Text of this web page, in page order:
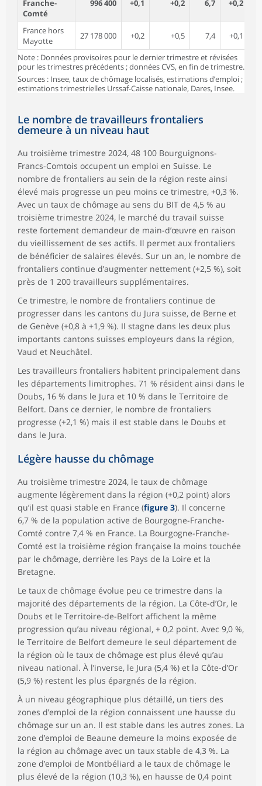
Franche-
Comté
996 400 +0,1 +0,2 6,7 +0,2
France hors
Mayotte
27 178 000 +0,2 +0,5 7,4 +0,1
Note : Données provisoires pour le dernier trimestre et révisées
pour les trimestres précédents ; données CVS, en fin de trimestre.
Sources : Insee, taux de chômage localisés, estimations d’emploi ;
estimations trimestrielles Urssaf-Caisse nationale, Dares, Insee.
Le nombre de travailleurs frontaliers
demeure à un niveau haut
Au troisième trimestre 2024, 48 100 Bourguignons-
Francs-Comtois occupent un emploi en Suisse. Le
nombre de frontaliers au sein de la région reste ainsi
élevé mais progresse un peu moins ce trimestre, +0,3 %.
Avec un taux de chômage au sens du BIT de 4,5 % au
troisième trimestre 2024, le marché du travail suisse
reste fortement demandeur de main-d’œuvre en raison
du vieillissement de ses actifs. Il permet aux frontaliers
de bénéficier de salaires élevés. Sur un an, le nombre de
frontaliers continue d’augmenter nettement (+2,5 %), soit
près de 1 200 travailleurs supplémentaires.
Ce trimestre, le nombre de frontaliers continue de
progresser dans les cantons du Jura suisse, de Berne et
de Genève (+0,8 à +1,9 %). Il stagne dans les deux plus
importants cantons suisses employeurs dans la région,
Vaud et Neuchâtel.
Les travailleurs frontaliers habitent principalement dans
les départements limitrophes. 71 % résident ainsi dans le
Doubs, 16 % dans le Jura et 10 % dans le Territoire de
Belfort. Dans ce dernier, le nombre de frontaliers
progresse (+2,1 %) mais il est stable dans le Doubs et
dans le Jura.
Légère hausse du chômage
Au troisième trimestre 2024, le taux de chômage
augmente légèrement dans la région (+0,2 point) alors
qu’il est quasi stable en France (figure 3). Il concerne
6,7 % de la population active de Bourgogne-Franche-
Comté contre 7,4 % en France. La Bourgogne-Franche-
Comté est la troisième région française la moins touchée
par le chômage, derrière les Pays de la Loire et la
Bretagne.
Le taux de chômage évolue peu ce trimestre dans la
majorité des départements de la région. La Côte-d’Or, le
Doubs et le Territoire-de-Belfort affichent la même
progression qu’au niveau régional, + 0,2 point. Avec 9,0 %,
le Territoire de Belfort demeure le seul département de
la région où le taux de chômage est plus élevé qu’au
niveau national. À l’inverse, le Jura (5,4 %) et la Côte-d’Or
(5,9 %) restent les plus épargnés de la région.
À un niveau géographique plus détaillé, un tiers des
zones d’emploi de la région connaissent une hausse du
chômage sur un an. Il est stable dans les autres zones. La
zone d’emploi de Beaune demeure la moins exposée de
la région au chômage avec un taux stable de 4,3 %. La
zone d’emploi de Montbéliard a le taux de chômage le
plus élevé de la région (10,3 %), en hausse de 0,4 point